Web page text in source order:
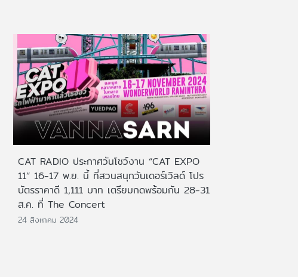
CAT RADIO ประกาศวันโชว์งาน “CAT EXPO
11” 16-17 พ.ย. นี้ ที่สวนสนุกวันเดอร์เวิลด์ โปร
บัตรราคาดี 1,111 บาท เตรียมกดพร้อมกัน 28-31
ส.ค. ที่ The Concert
24 สิงหาคม 2024